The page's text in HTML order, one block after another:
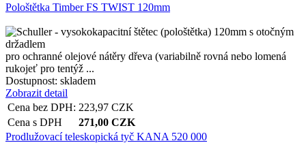
Pološtětka Timber FS TWIST 120mm
pro ochranné olejové nátěry dřeva (variabilně rovná nebo lomená
rukojeť pro tentýž ...
Dostupnost: skladem
Zobrazit detail
Cena bez DPH: 223,97 CZK
Cena s DPH
271,00 CZK
Prodlužovací teleskopická tyč KANA 520 000